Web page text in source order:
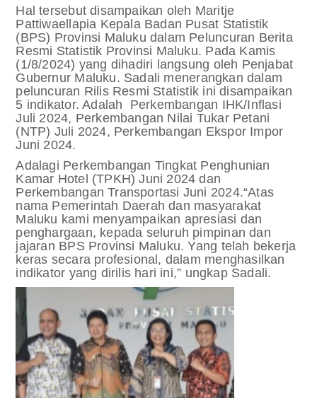
Hal tersebut disampaikan oleh Maritje
Pattiwaellapia Kepala Badan Pusat Statistik
(BPS) Provinsi Maluku dalam Peluncuran Berita
Resmi Statistik Provinsi Maluku. Pada Kamis
(1/8/2024) yang dihadiri langsung oleh Penjabat
Gubernur Maluku. Sadali menerangkan dalam
peluncuran Rilis Resmi Statistik ini disampaikan
5 indikator. Adalah Perkembangan IHK/Inflasi
Juli 2024, Perkembangan Nilai Tukar Petani
(NTP) Juli 2024, Perkembangan Ekspor Impor
Juni 2024.
Adalagi Perkembangan Tingkat Penghunian
Kamar Hotel (TPKH) Juni 2024 dan
Perkembangan Transportasi Juni 2024.“Atas
nama Pemerintah Daerah dan masyarakat
Maluku kami menyampaikan apresiasi dan
penghargaan, kepada seluruh pimpinan dan
jajaran BPS Provinsi Maluku. Yang telah bekerja
keras secara profesional, dalam menghasilkan
indikator yang dirilis hari ini,” ungkap Sadali.